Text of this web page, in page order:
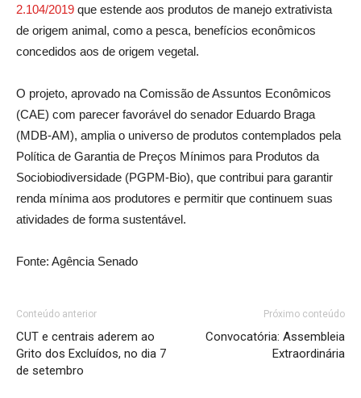
2.104/2019 que estende aos produtos de manejo extrativista
de origem animal, como a pesca, benefícios econômicos
concedidos aos de origem vegetal.
O projeto, aprovado na Comissão de Assuntos Econômicos
(CAE) com parecer favorável do senador Eduardo Braga
(MDB-AM), amplia o universo de produtos contemplados pela
Política de Garantia de Preços Mínimos para Produtos da
Sociobiodiversidade (PGPM-Bio), que contribui para garantir
renda mínima aos produtores e permitir que continuem suas
atividades de forma sustentável.
Fonte: Agência Senado
Conteúdo anterior
CUT e centrais aderem ao
Grito dos Excluídos, no dia 7
de setembro
Próximo conteúdo
Convocatória: Assembleia
Extraordinária